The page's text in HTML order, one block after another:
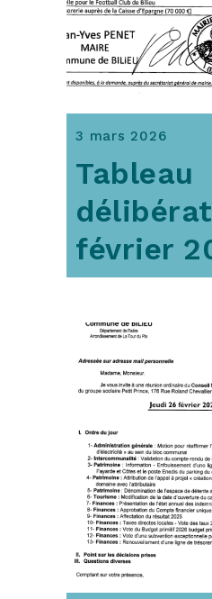
3 mars 2026
Tableau
février